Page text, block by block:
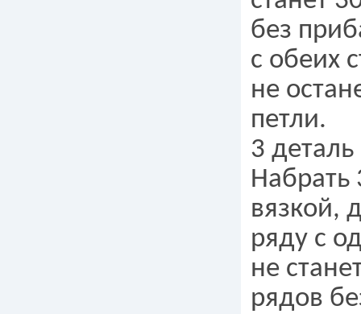
без
с обеих
не
петли.
3
Набрать
вязкой,
ряду с
не
рядов